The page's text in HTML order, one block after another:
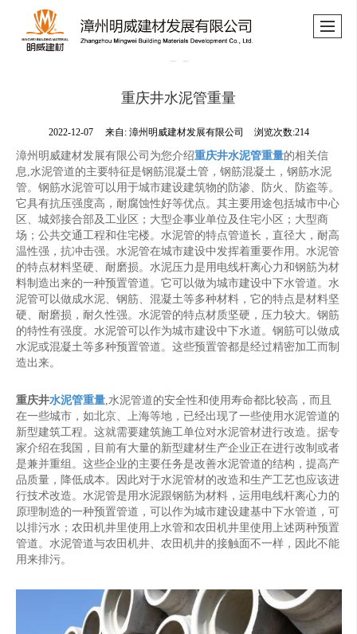
重庆井水泥管重量
2022-12-07 来自: 漳州明威建材发展有限公司 浏览次数:214
漳州明威建材发展有限公司为您介绍重庆井水泥管重量的相关信
息,水泥管道的主要特征是钢筋混凝土管，钢筋混凝土，钢筋水泥
管。钢筋水泥管可以用于城市建设建筑物的防渗、防火、防盗等。
它具有抗压强度高，耐腐蚀性好等优点。其主要用途包括城市中心
区、城郊接合部及工业区；大型企事业单位及住宅小区；大型商
场；公共交通工程和住宅楼。水泥管的特点管道长，直径大，耐高
温性强，抗冲击强。水泥管在城市建设中发挥着重要作用。水泥管
的特点材料坚硬、耐磨损。水泥压力是用电线杆离心力和钢筋为材
料制造出来的一种预置管道。它可以做为城市建设中下水管道。水
泥管可以做成水泥、钢筋、混凝土等多种材料，它的特点是材料坚
硬、耐磨损，耐久性强。水泥管的特点材质坚硬，压力较大。钢筋
的特性有强度。水泥管可以作为城市建设中下水道。钢筋可以做成
水泥或混凝土等多种预置管道。这些预置管都是经过精密加工而制
造出来。
重庆井水泥管重量,水泥管道的安全性和使用寿命都比较高，而且
在一些城市，如北京、上海等地，已经出现了一些使用水泥管道的
新型建筑工程。这就需要建筑施工单位对水泥管材进行改造。据专
家介绍在我国，目前有大量的新型建材生产企业正在进行改制或者
是兼并重组。这些企业的主要任务是改善水泥管道的结构，提高产
品质量，降低成本。因此对于水泥管材的改造和生产工艺也应该进
行技术改造。水泥管是用水泥跟钢筋为材料，运用电线杆离心力的
原理制造的一种预置管道，可以作为城市建设建基中下水管道，可
以排污水；农田机井里使用上水管和农田机井里使用上述两种预置
管道。水泥管道与农田机井、农田机井的接触面不一样，因此不能
用来排污。